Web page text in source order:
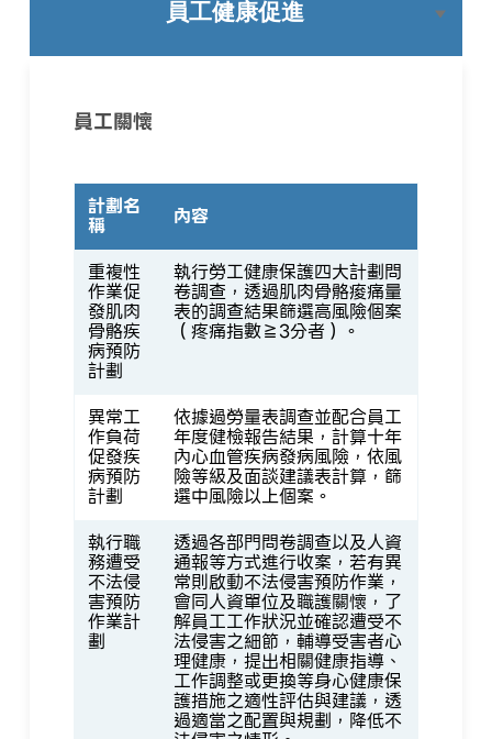
員工健康促進
員工關懷
計劃名
稱 內容
重複性
作業促
發肌肉
骨骼疾
病預防
計劃
執行勞工健康保護四大計劃問
卷調查，透過肌肉骨骼痠痛量
表的調查結果篩選高風險個案
（疼痛指數≧3分者）。
異常工
作負荷
促發疾
病預防
計劃
依據過勞量表調查並配合員工
年度健檢報告結果，計算十年
內心血管疾病發病風險，依風
險等級及面談建議表計算，篩
選中風險以上個案。
執行職
務遭受
不法侵
害預防
作業計
劃
透過各部門問卷調查以及人資
通報等方式進行收案，若有異
常則啟動不法侵害預防作業，
會同人資單位及職護關懷，了
解員工工作狀況並確認遭受不
法侵害之細節，輔導受害者心
理健康，提出相關健康指導、
工作調整或更換等身心健康保
護措施之適性評估與建議，透
過適當之配置與規劃，降低不